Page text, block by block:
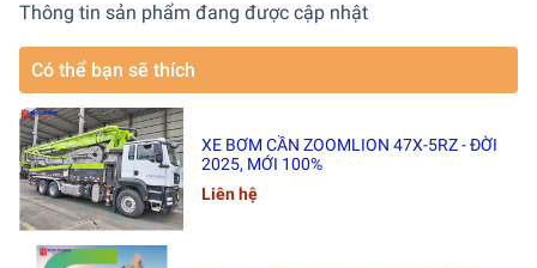
Thông tin sản phẩm đang được cập nhật
Có thể bạn sẽ thích
XE BƠM CẦN ZOOMLION 47X-5RZ - ĐỜI
2025, MỚI 100%
Liên hệ